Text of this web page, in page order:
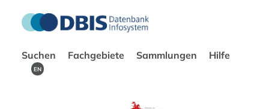
Suchen Fachgebiete Sammlungen Hilfe
EN